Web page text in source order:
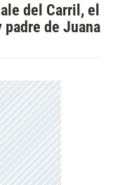
del Carril, el
de Juana